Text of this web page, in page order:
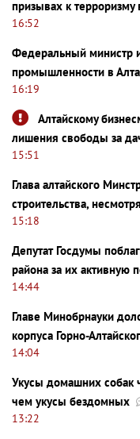
призывах к терроризму
16:52
Федеральный министр
промышленности в
16:19
Алтайскому
лишения свободы за
15:51
Глава алтайского
строительства,
15:18
Депутат Госдумы
района за их активную
14:44
Главе Минобрнауки
корпуса Горно-
14:04
Укусы домашних собак
чем укусы бездомных
13:22